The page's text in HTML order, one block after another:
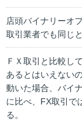
店頭バイナリーオ
取引業者でも同じ
ＦＸ取引と比較し
あるとはいえない
動いた場合、バイ
に比べ、FX取引で
る。